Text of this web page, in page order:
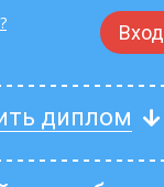
Вход
диплом